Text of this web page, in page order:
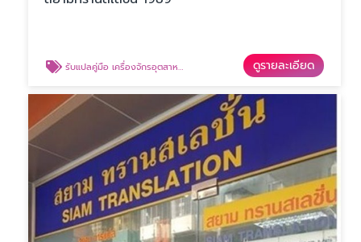
รับแปลคู่มือ เครื่องจักรอุตสาหกรรม ดูรายละเอียด